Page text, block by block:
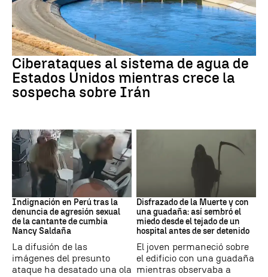
Guerra Irán
Ciberataques al sistema de agua de
Estados Unidos mientras crece la
sospecha sobre Irán
Indignación en Perú tras la
denuncia de agresión sexual
de la cantante de cumbia
Nancy Saldaña
La difusión de las
imágenes del presunto
ataque ha desatado una ola
Disfrazado de la Muerte y con
una guadaña: así sembró el
miedo desde el tejado de un
hospital antes de ser detenido
El joven permaneció sobre
el edificio con una guadaña
mientras observaba a